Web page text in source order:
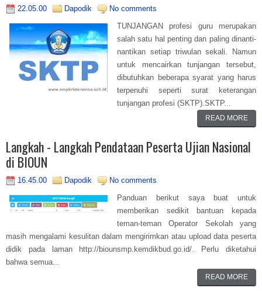
22.05.00 Dapodik
No comments
TUNJANGAN profesi guru merupakan
salah satu hal penting dan paling dinanti-
nantikan setiap triwulan sekali. Namun
untuk mencairkan tunjangan tersebut,
dibutuhkan beberapa syarat yang harus
terpenuhi seperti surat keterangan
tunjangan profesi (SKTP).SKTP...
READ MORE
Langkah - Langkah Pendataan Peserta Ujian Nasional
di BIOUN
16.45.00 Dapodik
No comments
Panduan berikut saya buat untuk
memberikan sedikit bantuan kepada
teman-teman Operator Sekolah yang
masih mengalami kesulitan dalam mengirimkan atau upload data peserta
didik pada laman http://biounsmp.kemdikbud.go.id/. Perlu diketahui
bahwa semua...
READ MORE